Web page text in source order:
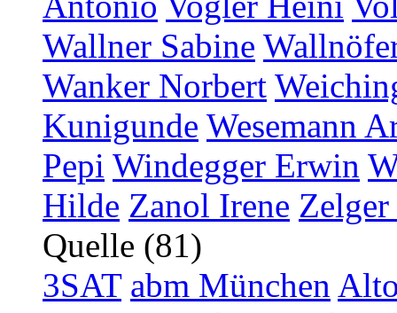
Wallner Sabine
Wanker Norbert
Kunigunde Wesemann
Pepi Windegger Erwin
Hilde Zanol Irene Zelger
Quelle (81)
3SAT abm München